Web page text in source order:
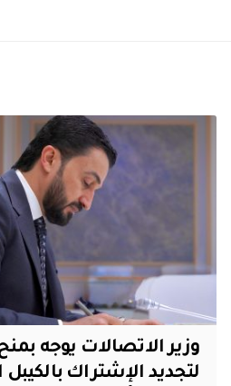
لتجديد الإشتراك